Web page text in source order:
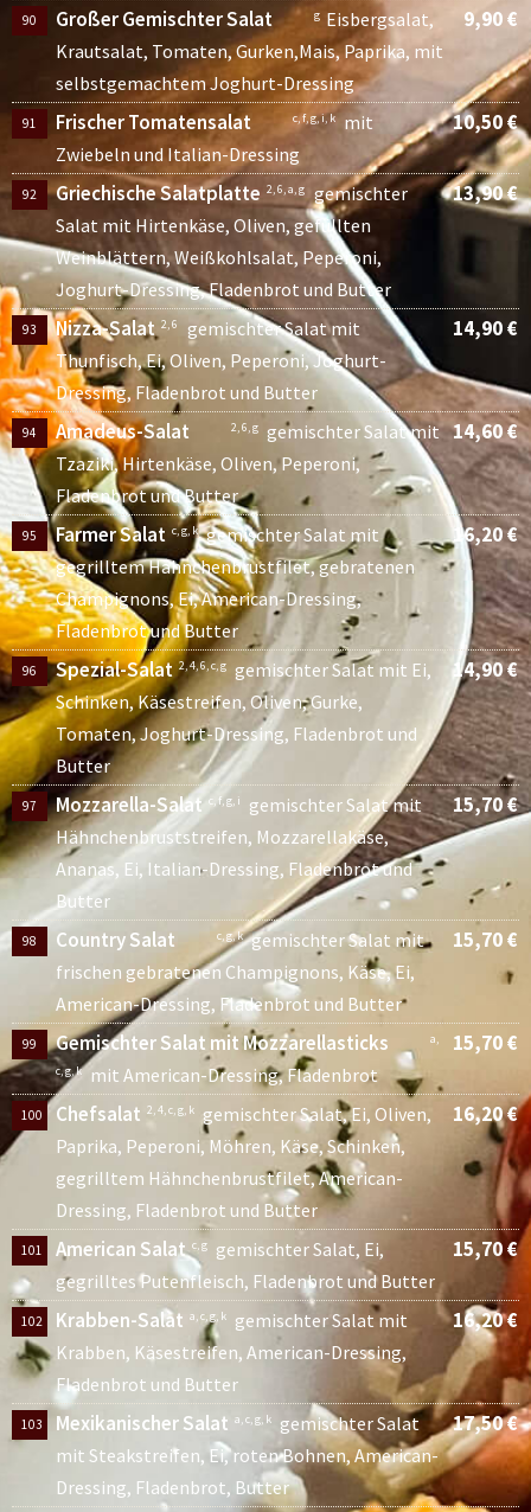
90 Großer Gemischter Salat g Eisbergsalat,
Krautsalat, Tomaten, Gurken,Mais, Paprika, mit
selbstgemachtem Joghurt-Dressing
9,90 €
91 Frischer Tomatensalat c, f, g, i, k mit
Zwiebeln und Italian-Dressing
10,50 €
92 Griechische Salatplatte 2, 6, a, g
gemischter
Salat mit Hirtenkäse, Oliven, gefüllten
Weinblättern, Weißkohlsalat, Peperoni,
Joghurt-Dressing, Fladenbrot und Butter
13,90 €
93 Nizza-Salat 2, 6
gemischter Salat mit
Thunfisch, Ei, Oliven, Peperoni, Joghurt-
Dressing, Fladenbrot und Butter
14,90 €
94 Amadeus-Salat 2, 6, g gemischter Salat mit
Tzaziki, Hirtenkäse, Oliven, Peperoni,
Fladenbrot und Butter
14,60 €
95 Farmer Salat c, g, k gemischter Salat mit
gegrilltem Hähnchenbrustfilet, gebratenen
Champignons, Ei, American-Dressing,
Fladenbrot und Butter
16,20 €
96 Spezial-Salat 2, 4, 6, c, g gemischter Salat mit Ei,
Schinken, Käsestreifen, Oliven, Gurke,
Tomaten, Joghurt-Dressing, Fladenbrot und
Butter
14,90 €
97 Mozzarella-Salat c, f, g, i
gemischter Salat mit
Hähnchenbruststreifen, Mozzarellakäse,
Ananas, Ei, Italian-Dressing, Fladenbrot und
Butter
15,70 €
98 Country Salat c, g, k gemischter Salat mit
frischen gebratenen Champignons, Käse, Ei,
American-Dressing, Fladenbrot und Butter
15,70 €
99 Gemischter Salat mit Mozzarellasticks a,
c, g, k mit American-Dressing, Fladenbrot
15,70 €
100 Chefsalat 2, 4, c, g, k gemischter Salat, Ei, Oliven,
Paprika, Peperoni, Möhren, Käse, Schinken,
gegrilltem Hähnchenbrustfilet, American-
Dressing, Fladenbrot und Butter
16,20 €
101 American Salat c, g
gemischter Salat, Ei,
gegrilltes Putenfleisch, Fladenbrot und Butter
15,70 €
102 Krabben-Salat a, c, g, k
gemischter Salat mit
Krabben, Käsestreifen, American-Dressing,
Fladenbrot und Butter
16,20 €
103 Mexikanischer Salat a, c, g, k
gemischter Salat
mit Steakstreifen, Ei, roten Bohnen, American-
Dressing, Fladenbrot, Butter
17,50 €